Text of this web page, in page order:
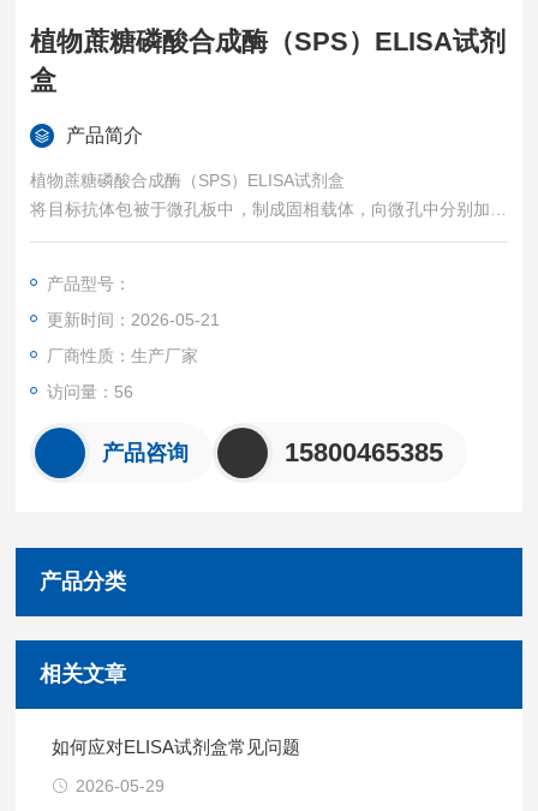
植物蔗糖磷酸合成酶（SPS）ELISA试剂
盒
产品简介
植物蔗糖磷酸合成酶（SPS）ELISA试剂盒
将目标抗体包被于微孔板中，制成固相载体，向微孔中分别加入
标准品或标本，其中的目标连接于固相载体上的抗体结合，然后
记和亲和素，再次洗涤后加入TMB底物显色。TMB在过氧化物酶
的催化下转化成蓝色，并在酸的作用下转化成最终的黄色。颜色
的深浅和样品中的目标呈正相关。
产品型号：
更新时间：2026-05-21
厂商性质：生产厂家
访问量：56
产品咨询 15800465385
产品分类
相关文章
如何应对ELISA试剂盒常见问题
2026-05-29